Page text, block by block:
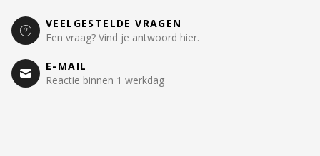
VEELGESTELDE VRAGEN
Een vraag? Vind je antwoord hier.
E-MAIL
Reactie binnen 1 werkdag